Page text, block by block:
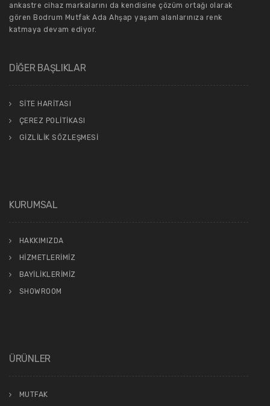
ankastre cihaz markalarını da kendisine çözüm ortağı olarak
gören Bodrum Mutfak Ada Ahşap yaşam alanlarınıza renk
katmaya devam ediyor.
DİĞER BAŞLIKLAR
SİTE HARİTASI
ÇEREZ POLİTİKASI
GİZLİLİK SÖZLEŞMESİ
KURUMSAL
HAKKIMIZDA
HİZMETLERİMİZ
BAYİLİKLERİMİZ
SHOWROOM
ÜRÜNLER
MUTFAK